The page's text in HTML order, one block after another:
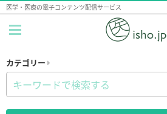
医学・医療の電子コンテンツ配信サービス
カテゴリー